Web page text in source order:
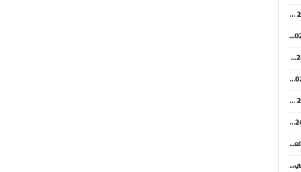
موعد مباراة أستراليا وتركيا في كأس العالم 2026 والقنوات الناقلة
موعد مباراة ألمانيا وكوراساو في كأس العالم 2026 والقنوات الناقلة
موعد مباراة هايتي واسكتلندا في كأس العالم 2026 والقنوات الناقلة
موعد مباراة البرازيل والمغرب في كأس العالم 2026 والقنوات الناقلة
موعد مباراة قطر وسويسرا في كأس العالم 2026 والقنوات الناقلة
موعد مباراة أمريكا والباراغواي في كأس العالم 2026 والقنوات الناقلة
موعد مباراة كندا والبوسنة والهرسك في كأس العالم 2026 والقنوات الناقلة
موعد مباراة كوريا الجنوبية وجمهورية التشيك في كأس العالم 2026 والقنوات الناقلة